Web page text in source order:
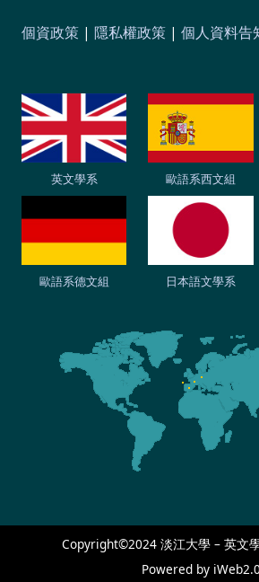
個資政策 | 隱私權政策 | 個人資料告
英文學系 歐語系西文組
歐語系德文組 日本語文學系
Copyright©2024 淡江大學 – 英文
Powered by iWeb2.0